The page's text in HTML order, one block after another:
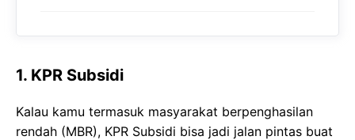
1. KPR Subsidi
Kalau kamu termasuk masyarakat berpenghasilan
rendah (MBR), KPR Subsidi bisa jadi jalan pintas buat